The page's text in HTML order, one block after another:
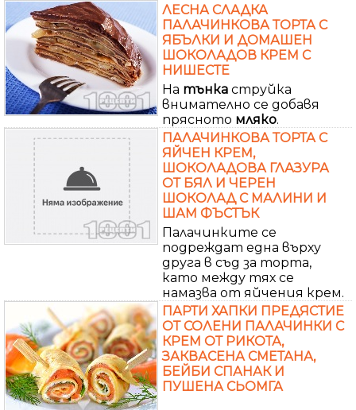
ЛЕСНА СЛАДКА
ПАЛАЧИНКОВА ТОРТА С
ЯБЪЛКИ И ДОМАШЕН
ШОКОЛАДОВ КРЕМ С
НИШЕСТЕ
На тънка струйка
внимателно се добавя
прясното мляко.
ПАЛАЧИНКОВА ТОРТА С
ЯЙЧЕН КРЕМ,
ШОКОЛАДОВА ГЛАЗУРА
ОТ БЯЛ И ЧЕРЕН
ШОКОЛАД С МАЛИНИ И
ШАМ ФЪСТЪК
Палачинките се
подреждат една върху
друга в съд за торта,
като между тях се
намазва от яйчения крем.
ПАРТИ ХАПКИ ПРЕДЯСТИЕ
ОТ СОЛЕНИ ПАЛАЧИНКИ С
КРЕМ ОТ РИКОТА,
ЗАКВАСЕНА СМЕТАНА,
БЕЙБИ СПАНАК И
ПУШЕНА СЬОМГА